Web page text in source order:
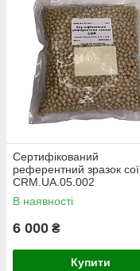
Сертифікований
референтний зразок сої
CRM.UA.05.002
В наявності
6 000 ₴
Купити